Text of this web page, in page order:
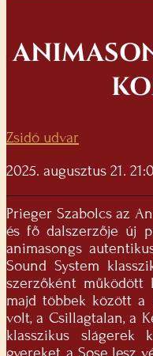
Zsidó udvar
2025. augusztus 21.
Prieger Szabolcs az
és fő dalszerzője új
animasongs
Sound System
szerzőként
majd többek között a
volt, a Csillagtalan, a
klasszikus